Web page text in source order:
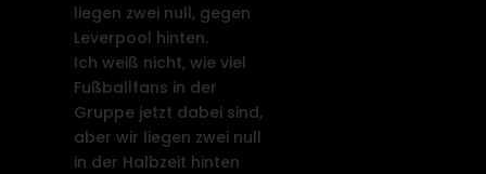
liegen zwei null, gegen
Leverpool hinten.
Ich weiß nicht, wie viel
Fußballfans in der
Gruppe jetzt dabei sind,
aber wir liegen zwei null
in der Halbzeit hinten